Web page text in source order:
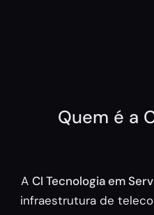
Quem é a
A CI Tecnologia em
infraestrutura de